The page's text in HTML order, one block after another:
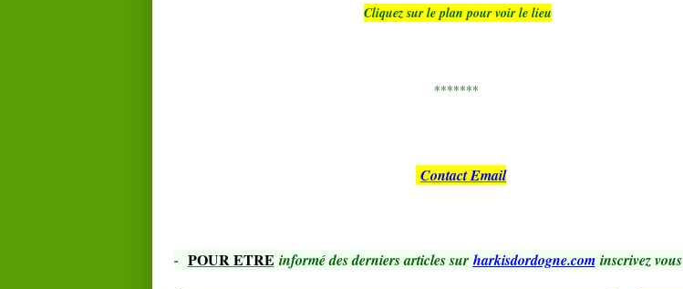
Cliquez sur le plan pour voir le lieu
*******
Contact Email
- POUR ETRE informé des derniers articles sur harkisdordogne.com inscrivez vous